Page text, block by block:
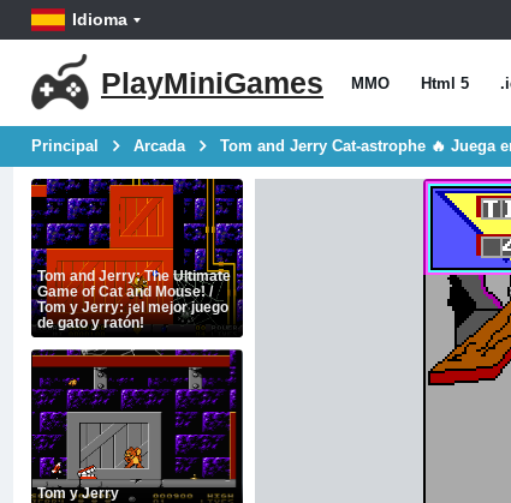
Idioma
PlayMiniGames MMO Html 5
Principal Arcada Tom and Jerry Cat-astrophe 🔥 Juega
Tom and Jerry: The Ultimate
Game of Cat and Mouse! /
Tom y Jerry: ¡el mejor juego
de gato y ratón!
Tom y Jerry